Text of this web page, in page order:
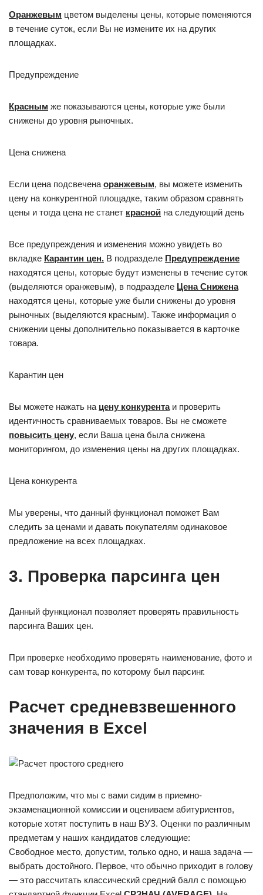
Оранжевым цветом выделены цены, которые поменяются
в течение суток, если Вы не измените их на других
площадках.
Предупреждение
Красным же показываются цены, которые уже были
снижены до уровня рыночных.
Цена снижена
Если цена подсвечена оранжевым, вы можете изменить
цену на конкурентной площадке, таким образом сравнять
цены и тогда цена не станет красной на следующий день
Все предупреждения и изменения можно увидеть во
вкладке Карантин цен. В подразделе Предупреждение
находятся цены, которые будут изменены в течение суток
(выделяются оранжевым), в подразделе Цена Снижена
находятся цены, которые уже были снижены до уровня
рыночных (выделяются красным). Также информация о
снижении цены дополнительно показывается в карточке
товара.
Карантин цен
Вы можете нажать на цену конкурентаи проверить
идентичность сравниваемых товаров. Вы не сможете
повысить цену, если Ваша цена была снижена
мониторингом, до изменения цены на других площадках.
Цена конкурента
Мы уверены, что данный функционал поможет Вам
следить за ценами и давать покупателям одинаковое
предложение на всех площадках.
3. Проверка парсинга цен
Данный функционал позволяет проверять правильность
парсинга Ваших цен.
При проверке необходимо проверять наименование, фото и
сам товар конкурента, по которому был парсинг.
Расчет средневзвешенного
значения в Excel
Предположим, что мы с вами сидим в приемно-
экзаменационной комиссии и оцениваем абитуриентов,
которые хотят поступить в наш ВУЗ. Оценки по различным
предметам у наших кандидатов следующие:
Свободное место, допустим, только одно, и наша задача —
выбрать достойного. Первое, что обычно приходит в голову
— это рассчитать классический средний балл с помощью